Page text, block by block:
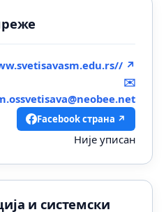
↗
✉️
Facebook страна ↗
Није уписан
и системски